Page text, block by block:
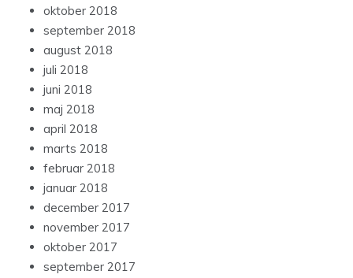
oktober 2018
september 2018
august 2018
juli 2018
juni 2018
maj 2018
april 2018
marts 2018
februar 2018
januar 2018
december 2017
november 2017
oktober 2017
september 2017